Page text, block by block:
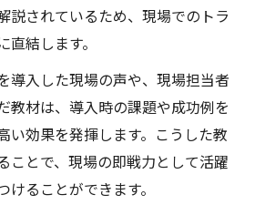
説されているため、現場でのトラ
結します。
導入した現場の声や、現場担当者
教材は、導入時の課題や成功例を
い効果を発揮します。こうした教
ことで、現場の即戦力として活躍
ることができます。